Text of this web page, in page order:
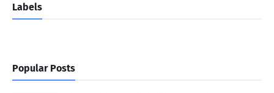
Labels
Popular Posts